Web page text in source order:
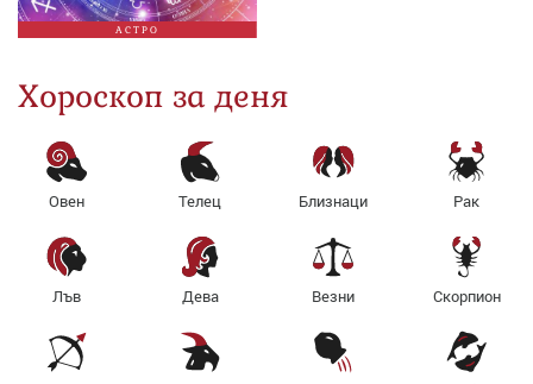
АСТРО
Хороскоп за деня
Овен Телец Близнаци Рак
Лъв Дева Везни Скорпион